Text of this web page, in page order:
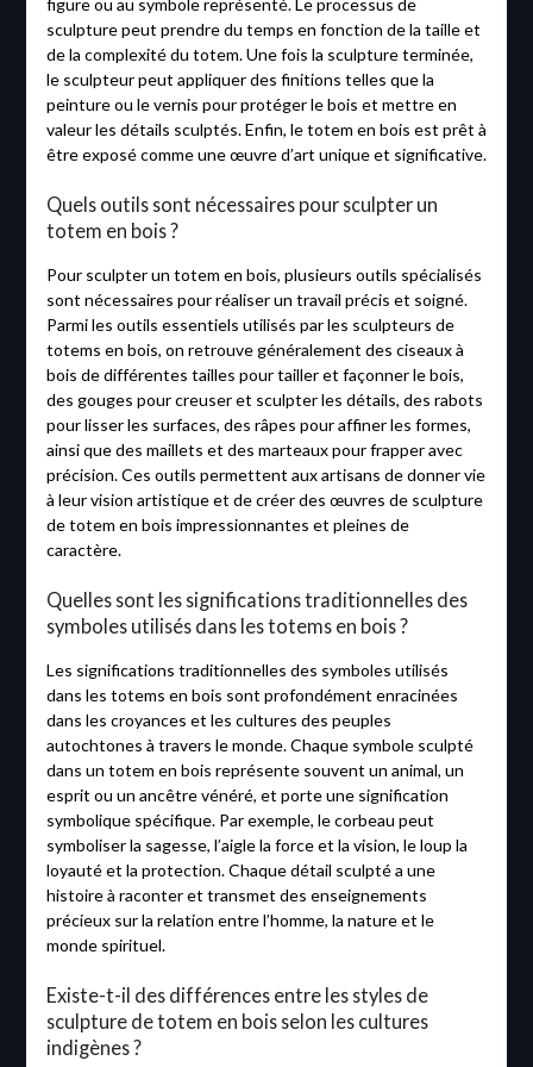
figure ou au symbole représenté. Le processus de
sculpture peut prendre du temps en fonction de la taille et
de la complexité du totem. Une fois la sculpture terminée,
le sculpteur peut appliquer des finitions telles que la
peinture ou le vernis pour protéger le bois et mettre en
valeur les détails sculptés. Enfin, le totem en bois est prêt à
être exposé comme une œuvre d’art unique et significative.
Quels outils sont nécessaires pour sculpter un
totem en bois ?
Pour sculpter un totem en bois, plusieurs outils spécialisés
sont nécessaires pour réaliser un travail précis et soigné.
Parmi les outils essentiels utilisés par les sculpteurs de
totems en bois, on retrouve généralement des ciseaux à
bois de différentes tailles pour tailler et façonner le bois,
des gouges pour creuser et sculpter les détails, des rabots
pour lisser les surfaces, des râpes pour affiner les formes,
ainsi que des maillets et des marteaux pour frapper avec
précision. Ces outils permettent aux artisans de donner vie
à leur vision artistique et de créer des œuvres de sculpture
de totem en bois impressionnantes et pleines de
caractère.
Quelles sont les significations traditionnelles des
symboles utilisés dans les totems en bois ?
Les significations traditionnelles des symboles utilisés
dans les totems en bois sont profondément enracinées
dans les croyances et les cultures des peuples
autochtones à travers le monde. Chaque symbole sculpté
dans un totem en bois représente souvent un animal, un
esprit ou un ancêtre vénéré, et porte une signification
symbolique spécifique. Par exemple, le corbeau peut
symboliser la sagesse, l’aigle la force et la vision, le loup la
loyauté et la protection. Chaque détail sculpté a une
histoire à raconter et transmet des enseignements
précieux sur la relation entre l’homme, la nature et le
monde spirituel.
Existe-t-il des différences entre les styles de
sculpture de totem en bois selon les cultures
indigènes ?